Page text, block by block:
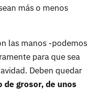
más o menos
las manos -podemos
para que sea
Deben quedar
de grosor, de unos